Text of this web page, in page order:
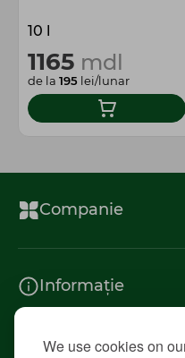
We use cookies on
10 l
1165 mdl
de la 195 lei/lunar
Companie
Informație